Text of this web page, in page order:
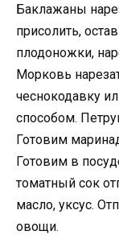
Баклажаны
присолить,
плодоножки,
Морковь
чеснокодавку
способом.
Готовим
Готовим в
томатный сок
масло, уксус.
овощи.